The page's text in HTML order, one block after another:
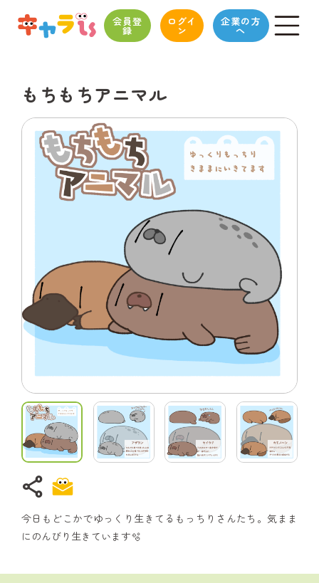
会員登
録
ログイ
ン
企業の方
へ
もちもちアニマル
share
今日もどこかでゆっくり生きてるもっちりさんたち。気まま
にのんびり生きています🫧